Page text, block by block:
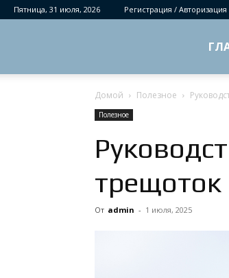
Пятница, 31 июля, 2026 Регистрация / Авторизация
Домой Полезное
Полезное
трещоток
От admin - 1 июля, 2025